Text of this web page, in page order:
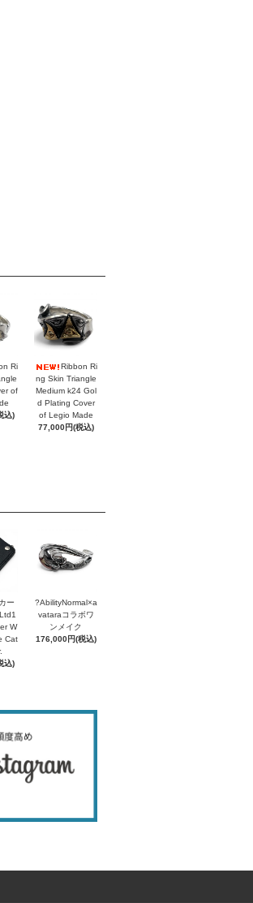
Ri
of
込)
Ribbon Ri
ng Skin Triangle
Medium k24 Gol
d Plating Cover
of Legio Made
77,000円(税込)
ー
W
Cat
込)
?AbilityNormal×a
vataraコラボワ
ンメイク
176,000円(税込)